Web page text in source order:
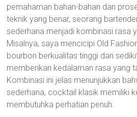
pemahaman bahan-bahan dan
teknik yang benar, seorang
sederhana menjadi kombinasi rasa
Misalnya, saya mencicipi Old
bourbon berkualitas tinggi dan
memberikan kedalaman rasa yang
Kombinasi ini jelas menunjukkan
sederhana, cocktail klasik memiliki
membutuhka perhatian penuh.